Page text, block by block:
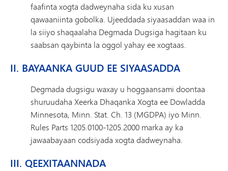
faafinta xogta dadweynaha sida ku xusan
qawaaniinta gobolka. Ujeeddada siyaasaddan waa in
la siiyo shaqaalaha Degmada Dugsiga hagitaan ku
saabsan qaybinta la oggol yahay ee xogtaas.
II. BAYAANKA GUUD EE SIYAASADDA
Degmada dugsigu waxay u hoggaansami doontaa
shuruudaha Xeerka Dhaqanka Xogta ee Dowladda
Minnesota, Minn. Stat. Ch. 13 (MGDPA) iyo Minn.
Rules Parts 1205.0100-1205.2000 marka ay ka
jawaabayaan codsiyada xogta dadweynaha.
III. QEEXITAANNADA